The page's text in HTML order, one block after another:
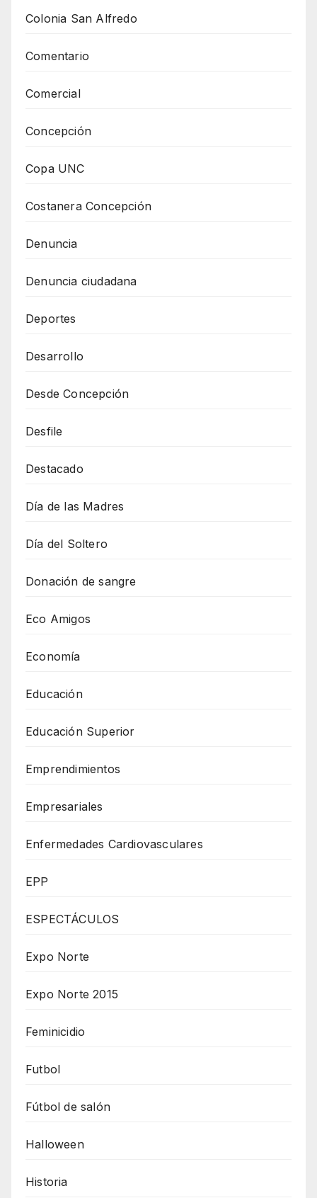
Colonia San Alfredo
Comentario
Comercial
Concepción
Copa UNC
Costanera Concepción
Denuncia
Denuncia ciudadana
Deportes
Desarrollo
Desde Concepción
Desfile
Destacado
Día de las Madres
Día del Soltero
Donación de sangre
Eco Amigos
Economía
Educación
Educación Superior
Emprendimientos
Empresariales
Enfermedades Cardiovasculares
EPP
ESPECTÁCULOS
Expo Norte
Expo Norte 2015
Feminicidio
Futbol
Fútbol de salón
Halloween
Historia